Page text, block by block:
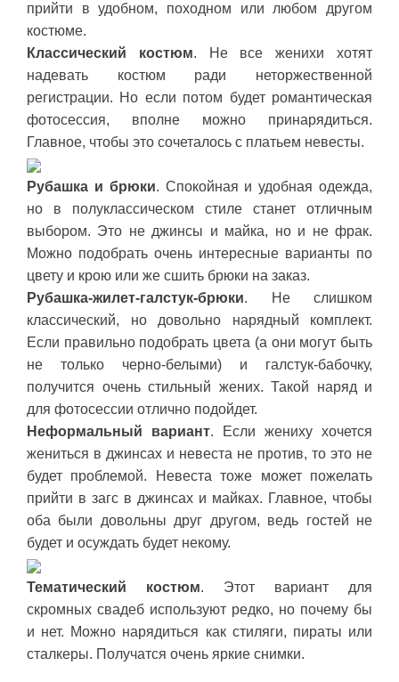
прийти в удобном, походном или любом другом
костюме.
Классический костюм. Не все женихи хотят
надевать костюм ради неторжественной
регистрации. Но если потом будет романтическая
фотосессия, вполне можно принарядиться.
Главное, чтобы это сочеталось с платьем невесты.
Рубашка и брюки. Спокойная и удобная одежда,
но в полуклассическом стиле станет отличным
выбором. Это не джинсы и майка, но и не фрак.
Можно подобрать очень интересные варианты по
цвету и крою или же сшить брюки на заказ.
Рубашка-жилет-галстук-брюки. Не слишком
классический, но довольно нарядный комплект.
Если правильно подобрать цвета (а они могут быть
не только черно-белыми) и галстук-бабочку,
получится очень стильный жених. Такой наряд и
для фотосессии отлично подойдет.
Неформальный вариант. Если жениху хочется
жениться в джинсах и невеста не против, то это не
будет проблемой. Невеста тоже может пожелать
прийти в загс в джинсах и майках. Главное, чтобы
оба были довольны друг другом, ведь гостей не
будет и осуждать будет некому.
Тематический костюм. Этот вариант для
скромных свадеб используют редко, но почему бы
и нет. Можно нарядиться как стиляги, пираты или
сталкеры. Получатся очень яркие снимки.